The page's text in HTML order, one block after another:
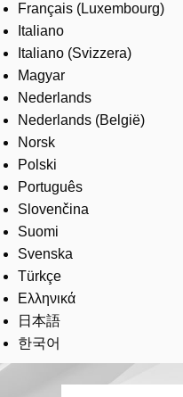
Français (Luxembourg)
Italiano
Italiano (Svizzera)
Magyar
Nederlands
Nederlands (België)
Norsk
Polski
Português
Slovenčina
Suomi
Svenska
Türkçe
Ελληνικά
日本語
한국어